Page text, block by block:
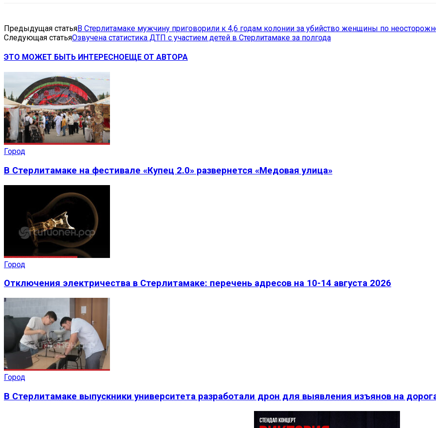
Предыдущая статьяВ Стерлитамаке мужчину приговорили к 4,6 годам колонии за убийство женщины по
Следующая статьяОзвучена статистика ДТП с участием детей в Стерлитамаке за полгода
ЭТО МОЖЕТ БЫТЬ ИНТЕРЕСНОЕЩЕ ОТ АВТОРА
Город
В Стерлитамаке на фестивале «Купец 2.0» развернется «Медовая улица»
Город
Отключения электричества в Стерлитамаке: перечень адресов на 10-14 августа 2026
Город
В Стерлитамаке выпускники университета разработали дрон для выявления изъянов на